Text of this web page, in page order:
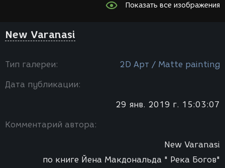
Показать все изображения
New Varanasi
Тип галереи: 2D Арт / Мatte painting
Дата публикации:
29 янв. 2019 г. 15:03:07
Комментарий автора:
New Varanasi
по книге Йена Макдональда " Река Богов"